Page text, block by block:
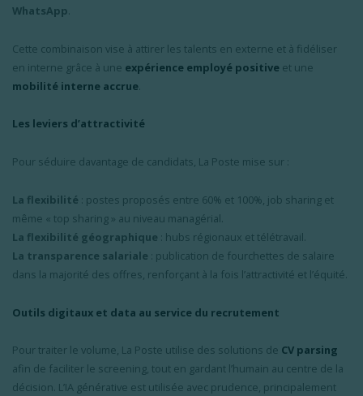
WhatsApp.
Cette combinaison vise à attirer les talents en externe et à fidéliser
en interne grâce à une expérience employé positive et une
mobilité interne accrue
Les leviers d’attractivité
Pour séduire davantage de candidats, La Poste mise sur :
La flexibilité : postes proposés entre 60% et 100%, job sharing et
même « top sharing » au niveau managérial.
La flexibilité géographique : hubs régionaux et télétravail.
La transparence salariale : publication de fourchettes de salaire
dans la majorité des offres, renforçant à la fois l’attractivité et l’équité.
Outils digitaux et data au service du recrutement
Pour traiter le volume, La Poste utilise des solutions de CV parsing
afin de faciliter le screening, tout en gardant l’humain au centre de la
décision. L’IA générative est utilisée avec prudence, principalement